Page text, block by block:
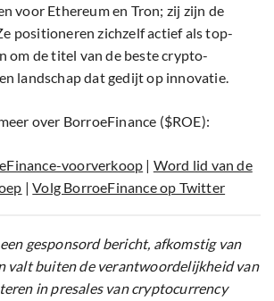
voor Ethereum en Tron; zij zijn de
positioneren zichzelf actief als top-
om de titel van de beste crypto-
landschap dat gedijt op innovatie.
over BorroeFinance ($ROE):
voorverkoop | Word lid van de
|Volg BorroeFinance op Twitter
gesponsord bericht, afkomstig van
valt buiten de verantwoordelijkheid van
in presales van cryptocurrency